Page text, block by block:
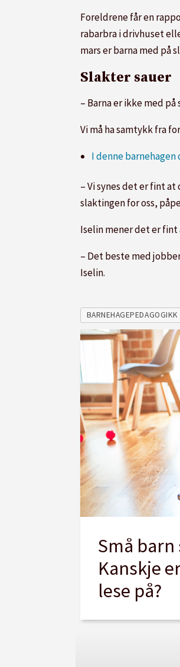
Foreldrene får en
rabarbra i drivhuset
mars er barna med på
Slakter sauer
– Barna er ikke med
Vi må ha samtykk fra
I denne
– Vi synes det er fint
slaktingen for oss,
Iselin mener det er fint
– Det beste med
Iselin.
BARNEHAGEPEDAGOGIKK
Små
Kanskje
lese på?